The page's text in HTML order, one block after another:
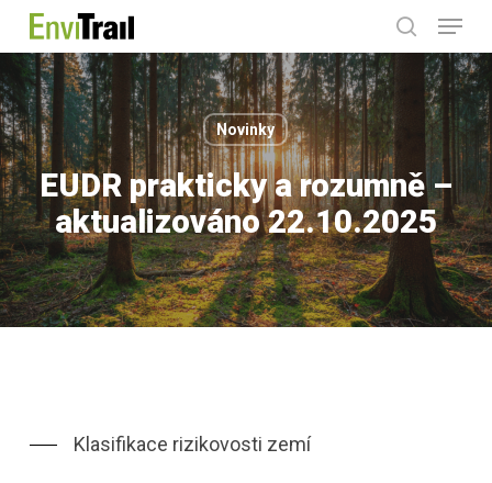
Skip
to
main
content
search
Menu
Novinky
EUDR prakticky a rozumně –
aktualizováno 22.10.2025
Klasifikace rizikovosti zemí